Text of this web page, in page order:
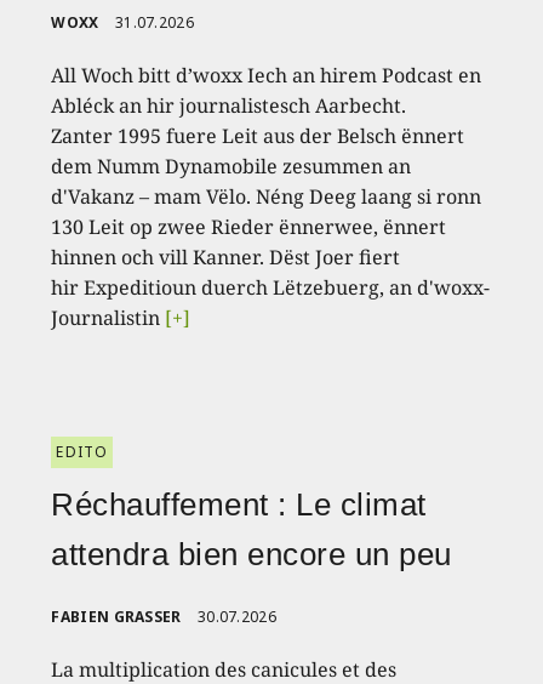
WOXX 31.07.2026
All Woch bitt d’woxx Iech an hirem Podcast en
Abléck an hir journalistesch Aarbecht.
Zanter 1995 fuere Leit aus der Belsch ënnert
dem Numm Dynamobile zesummen an
d'Vakanz – mam Vëlo. Néng Deeg laang si ronn
130 Leit op zwee Rieder ënnerwee, ënnert
hinnen och vill Kanner. Dëst Joer fiert
hir Expeditioun duerch Lëtzebuerg, an d'woxx-
Journalistin [+]
EDITO
Réchauffement : Le climat
attendra bien encore un peu
FABIEN GRASSER 30.07.2026
La multiplication des canicules et des